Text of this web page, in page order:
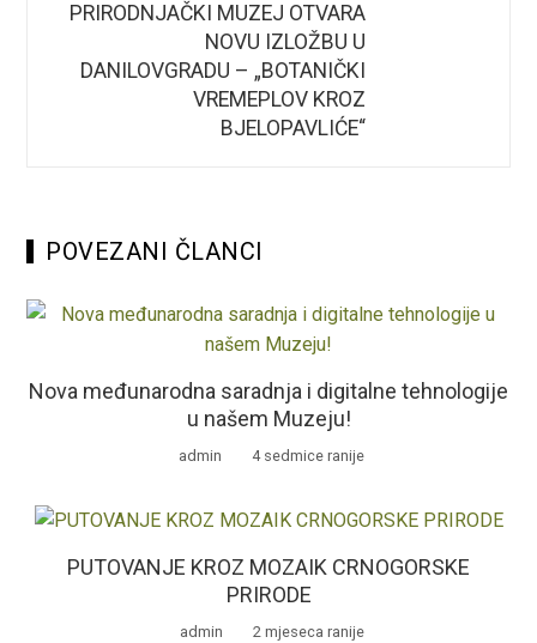
PRIRODNJAČKI MUZEJ OTVARA
NOVU IZLOŽBU U
DANILOVGRADU – „BOTANIČKI
VREMEPLOV KROZ
BJELOPAVLIĆE“
POVEZANI ČLANCI
Nova međunarodna saradnja i digitalne tehnologije
u našem Muzeju!
admin 4 sedmice ranije
PUTOVANJE KROZ MOZAIK CRNOGORSKE
PRIRODE
admin 2 mjeseca ranije